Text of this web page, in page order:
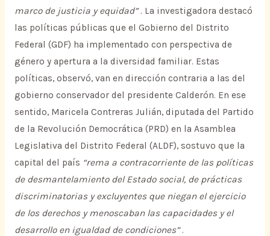
marco de justicia y equidad”. La investigadora destacó
las políticas públicas que el Gobierno del Distrito
Federal (GDF) ha implementado con perspectiva de
género y apertura a la diversidad familiar. Estas
políticas, observó, van en dirección contraria a las del
gobierno conservador del presidente Calderón. En ese
sentido, Maricela Contreras Julián, diputada del Partido
de la Revolución Democrática (PRD) en la Asamblea
Legislativa del Distrito Federal (ALDF), sostuvo que la
capital del país “rema a contracorriente de las políticas
de desmantelamiento del Estado social, de prácticas
discriminatorias y excluyentes que niegan el ejercicio
de los derechos y menoscaban las capacidades y el
desarrollo en igualdad de condiciones”.